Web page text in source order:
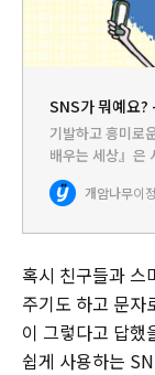
SNS가 뭐예요?
기발하고 흥미로
배우는 세상』은
과 답으로 풀어
예요?≫는 최근 우
개암나무이
혹시 친구들과 스
주기도 하고 문자
이 그렇다고 답했
쉽게 사용하는